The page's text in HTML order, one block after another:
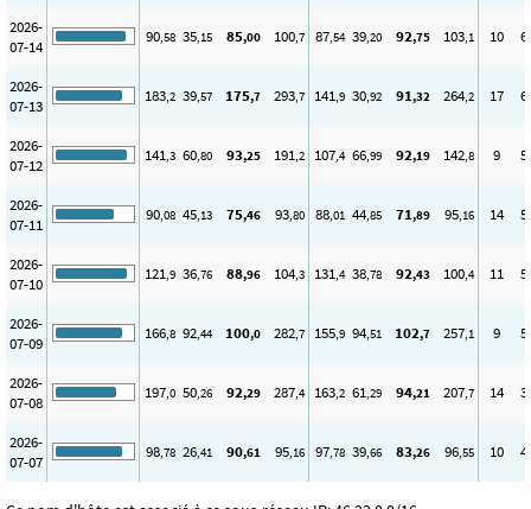
2026-
07-14
90,58 35,15 85,00 100,7 87,54 39,20 92,75 103,1 10 6
2026-
07-13
183,2 39,57 175,7 293,7 141,9 30,92 91,32 264,2 17 6
2026-
07-12
141,3 60,80 93,25 191,2 107,4 66,99 92,19 142,8 9 5
2026-
07-11
90,08 45,13 75,46 93,80 88,01 44,85 71,89 95,16 14 5
2026-
07-10
121,9 36,76 88,96 104,3 131,4 38,78 92,43 100,4 11 5
2026-
07-09
166,8 92,44 100,0 282,7 155,9 94,51 102,7 257,1 9 5
2026-
07-08
197,0 50,26 92,29 287,4 163,2 61,29 94,21 207,7 14 3
2026-
07-07
98,78 26,41 90,61 95,16 97,78 39,66 83,26 96,55 10 4